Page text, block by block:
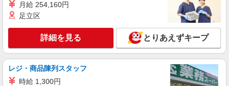
株式会社とりせん
月給206,000円〜280,000円 ※通勤費規定内支
給
とりせん加須浜町店 埼玉県加須市浜町1-17
キープ 詳細を見る
月給 254,160円
足立区
詳細を見る とりあえずキープ
レジ・商品陳列スタッフ
時給 1,300円